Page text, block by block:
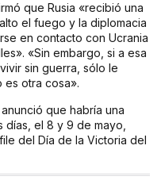
que Rusia «recibió una
el fuego y la diplomacia
en contacto con Ucrania
«Sin embargo, si a esa
sin guerra, sólo le
es otra cosa».
que habría una
el 8 y 9 de mayo,
del Día de la Victoria del